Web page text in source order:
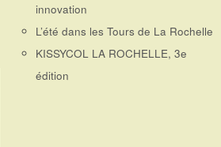
innovation
L’été dans les Tours de La Rochelle
KISSYCOL LA ROCHELLE, 3e
édition